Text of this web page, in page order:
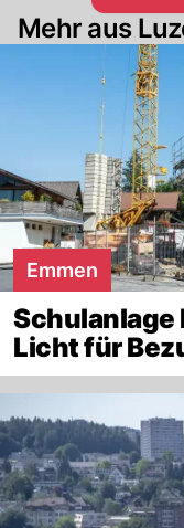
Mehr aus
Emmen
Schulanlage
Licht für